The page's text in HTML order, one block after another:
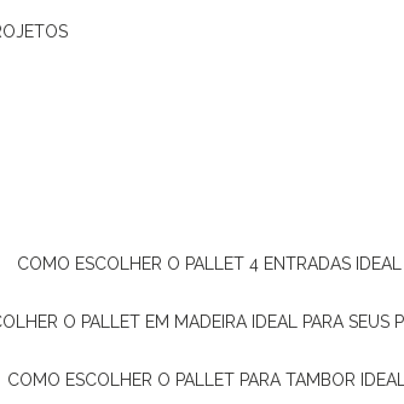
COMO ESCOLHER O PALLET 4 ENTRADAS
O PALLET EM MADEIRA IDEAL PARA SEUS
COMO ESCOLHER O PALLET PARA TAMBOR